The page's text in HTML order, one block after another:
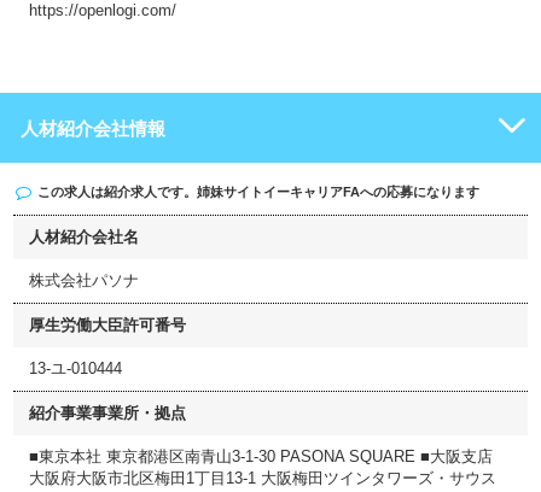
https://openlogi.com/
人材紹介会社情報
この求人は紹介求人です。姉妹サイト イーキャリアFAへの応募になります
人材紹介会社名
株式会社パソナ
厚生労働大臣許可番号
13-ユ-010444
紹介事業事業所・拠点
■東京本社 東京都港区南青山3-1-30 PASONA SQUARE ■大阪支店
大阪府大阪市北区梅田1丁目13-1 大阪梅田ツインタワーズ・サウス